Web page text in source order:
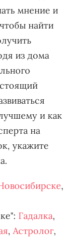
мнение и
найти
из дома
и как
на
укажите
,
Гадалка,
, Астролог,